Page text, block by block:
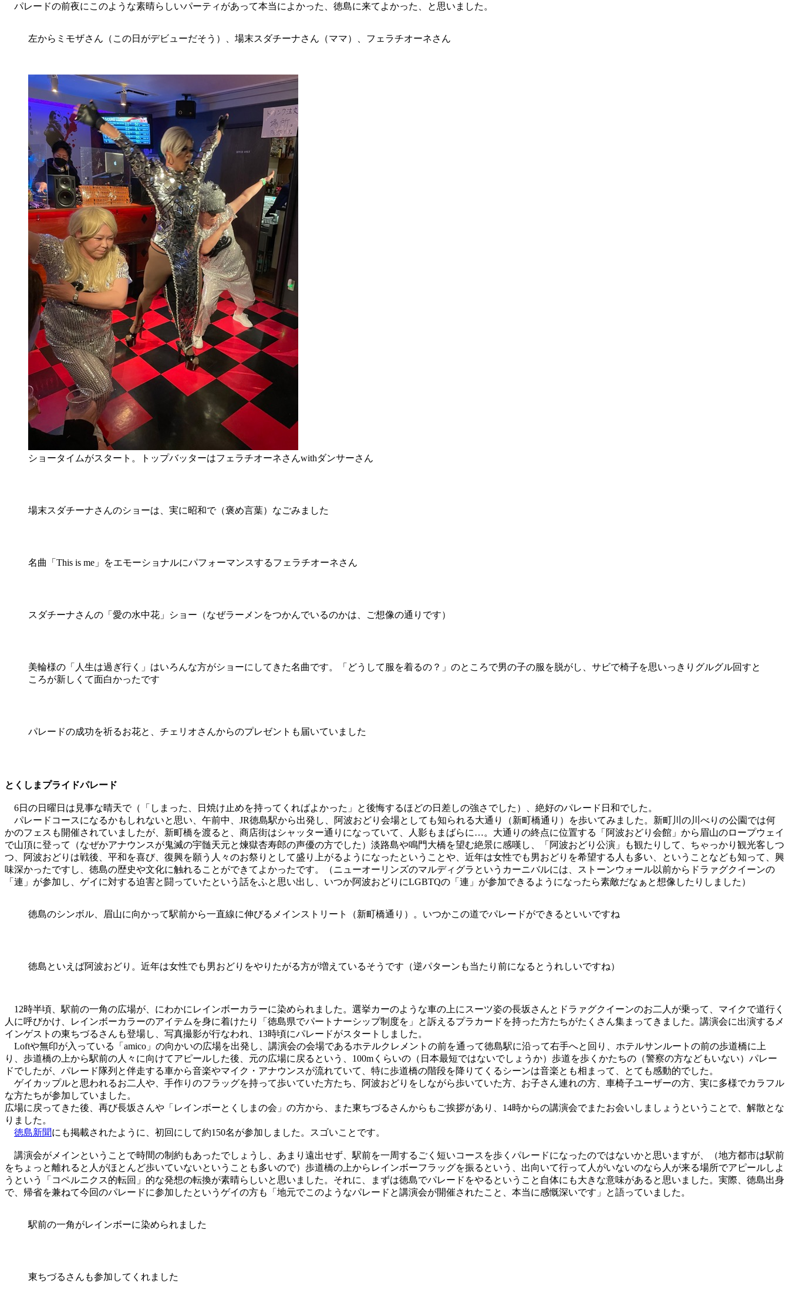
パレードの前夜にこのような素晴らしいパーティがあって本当によかった、徳島に来てよかった、と思いました。
左からミモザさん（この日がデビューだそう）、場末スダチーナさん（ママ）、フェラチオーネさん
ショータイムがスタート。トップバッターはフェラチオーネさんwithダンサーさん
場末スダチーナさんのショーは、実に昭和で（褒め言葉）なごみました
名曲「This is me」をエモーショナルにパフォーマンスするフェラチオーネさん
スダチーナさんの「愛の水中花」ショー（なぜラーメンをつかんでいるのかは、ご想像の通りです）
美輪様の「人生は過ぎ行く」はいろんな方がショーにしてきた名曲です。「どうして服を着るの？」のところで男の子の服を脱がし、サビで椅子を思いっきりグルグル回すと
ころが新しくて面白かったです
パレードの成功を祈るお花と、チェリオさんからのプレゼントも届いていました
とくしまプライドパレード
6日の日曜日は見事な晴天で（「しまった、日焼け止めを持ってくればよかった」と後悔するほどの日差しの強さでした）、絶好のパレード日和でした。
パレードコースになるかもしれないと思い、午前中、JR徳島駅から出発し、阿波おどり会場としても知られる大通り（新町橋通り）を歩いてみました。新町川の川べりの公園では何
かのフェスも開催されていましたが、新町橋を渡ると、商店街はシャッター通りになっていて、人影もまばらに…。大通りの終点に位置する「阿波おどり会館」から眉山のロープウェイ
で山頂に登って（なぜかアナウンスが鬼滅の宇髄天元と煉獄杏寿郎の声優の方でした）淡路島や鳴門大橋を望む絶景に感嘆し、「阿波おどり公演」も観たりして、ちゃっかり観光客しつ
つ、阿波おどりは戦後、平和を喜び、復興を願う人々のお祭りとして盛り上がるようになったということや、近年は女性でも男おどりを希望する人も多い、ということなども知って、興
味深かったですし、徳島の歴史や文化に触れることができてよかったです。（ニューオーリンズのマルディグラというカーニバルには、ストーンウォール以前からドラァグクイーンの
「連」が参加し、ゲイに対する迫害と闘っていたという話をふと思い出し、いつか阿波おどりにLGBTQの「連」が参加できるようになったら素敵だなぁと想像したりしました）
徳島のシンボル、眉山に向かって駅前から一直線に伸びるメインストリート（新町橋通り）。いつかこの道でパレードができるといいですね
徳島といえば阿波おどり。近年は女性でも男おどりをやりたがる方が増えているそうです（逆パターンも当たり前になるとうれしいですね）
12時半頃、駅前の一角の広場が、にわかにレインボーカラーに染められました。選挙カーのような車の上にスーツ姿の長坂さんとドラァグクイーンのお二人が乗って、マイクで道行く
人に呼びかけ、レインボーカラーのアイテムを身に着けたり「徳島県でパートナーシップ制度を」と訴えるプラカードを持った方たちがたくさん集まってきました。講演会に出演するメ
インゲストの東ちづるさんも登場し、写真撮影が行なわれ、13時頃にパレードがスタートしました。
Loftや無印が入っている「amico」の向かいの広場を出発し、講演会の会場であるホテルクレメントの前を通って徳島駅に沿って右手へと回り、ホテルサンルートの前の歩道橋に上
り、歩道橋の上から駅前の人々に向けてアピールした後、元の広場に戻るという、100mくらいの（日本最短ではないでしょうか）歩道を歩くかたちの（警察の方などもいない）パレー
ドでしたが、パレード隊列と伴走する車から音楽やマイク・アナウンスが流れていて、特に歩道橋の階段を降りてくるシーンは音楽とも相まって、とても感動的でした。
ゲイカップルと思われるお二人や、手作りのフラッグを持って歩いていた方たち、阿波おどりをしながら歩いていた方、お子さん連れの方、車椅子ユーザーの方、実に多様でカラフル
な方たちが参加していました。
広場に戻ってきた後、再び長坂さんや「レインボーとくしまの会」の方から、また東ちづるさんからもご挨拶があり、14時からの講演会でまたお会いしましょうということで、解散とな
りました。
徳島新聞にも掲載されたように、初回にして約150名が参加しました。スゴいことです。
講演会がメインということで時間の制約もあったでしょうし、あまり遠出せず、駅前を一周するごく短いコースを歩くパレードになったのではないかと思いますが、（地方都市は駅前
をちょっと離れると人がほとんど歩いていないということも多いので）歩道橋の上からレインボーフラッグを振るという、出向いて行って人がいないのなら人が来る場所でアピールしよ
うという「コペルニクス的転回」的な発想の転換が素晴らしいと思いました。それに、まずは徳島でパレードをやるということ自体にも大きな意味があると思いました。実際、徳島出身
で、帰省を兼ねて今回のパレードに参加したというゲイの方も「地元でこのようなパレードと講演会が開催されたこと、本当に感慨深いです」と語っていました。
駅前の一角がレインボーに染められました
東ちづるさんも参加してくれました